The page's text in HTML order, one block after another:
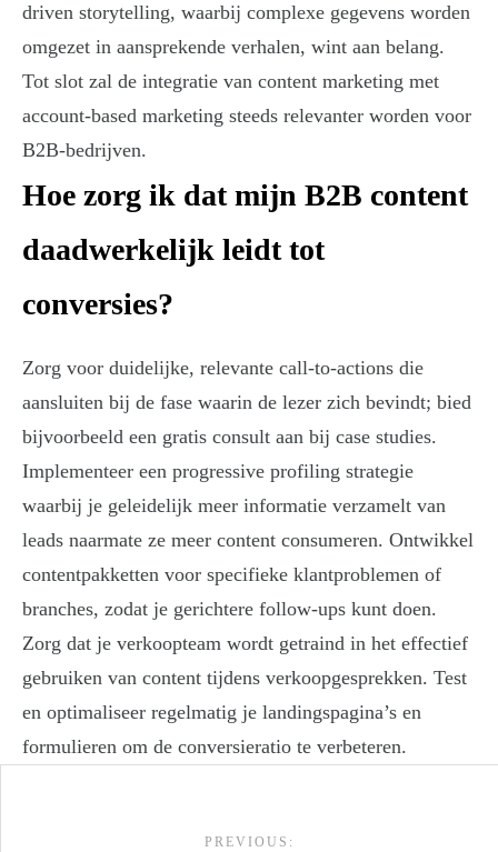
driven storytelling, waarbij complexe gegevens worden
omgezet in aansprekende verhalen, wint aan belang.
Tot slot zal de integratie van content marketing met
account-based marketing steeds relevanter worden voor
B2B-bedrijven.
Hoe zorg ik dat mijn B2B content
daadwerkelijk leidt tot
conversies?
Zorg voor duidelijke, relevante call-to-actions die
aansluiten bij de fase waarin de lezer zich bevindt; bied
bijvoorbeeld een gratis consult aan bij case studies.
Implementeer een progressive profiling strategie
waarbij je geleidelijk meer informatie verzamelt van
leads naarmate ze meer content consumeren. Ontwikkel
contentpakketten voor specifieke klantproblemen of
branches, zodat je gerichtere follow-ups kunt doen.
Zorg dat je verkoopteam wordt getraind in het effectief
gebruiken van content tijdens verkoopgesprekken. Test
en optimaliseer regelmatig je landingspagina’s en
formulieren om de conversieratio te verbeteren.
PREVIOUS: